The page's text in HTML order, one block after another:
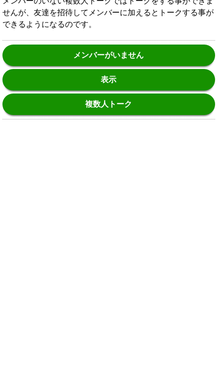
せんが、友達を招待してメンバーに加えるとトークする事が
できるようになるのです。
メンバーがいません
表示
複数人トーク